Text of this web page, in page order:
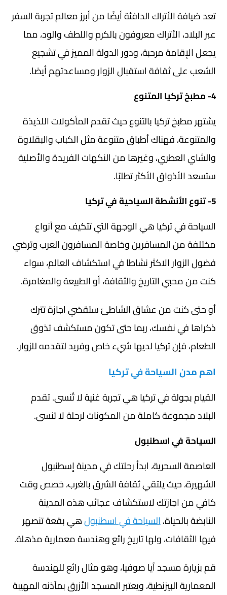
تعد ضيافة الأتراك الدافئة أيضًا من أبرز معالم تجربة السفر
عبر البلاد، الأتراك معروفون بالكرم واللطف والود، مما
يجعل الإقامة مرحبة، ودور الدولة المميز في تشجيع
الشعب على ثقافة استقبال الزوار ومساعدتهم أيضا.
4- مطبخ تركيا المتنوع
يشتهر مطبخ تركيا بالتنوع حيث تقدم المأكولات اللذيذة
والمتنوعة، فهناك أطباق متنوعة مثل الكباب والبقلاوة
والشاي العطري، وغيرها من النكهات الفريدة والأصلية
ستسعد الأذواق الأكثر تطلبًا.
5- تنوع الأنشطة السياحية في تركيا
السياحة في تركيا هي الوجهة التي تتكيف مع أنواع
مختلفة من المسافرين وخاصة المسافرون العرب وترضي
فضول الزوار الاكثر نشاطا في استكشاف العالم، سواء
كنت من محبي التاريخ والثقافة، أو الطبيعة والمغامرة.
أو حتى كنت من عشاق الشاطئ ستقضي اجازة تترك
ذكراها في نفسك، ربما حتى تكون مستكشف تذوق
الطعام، فإن تركيا لديها شيء خاص وفريد لتقدمه للزوار.
اهم مدن السياحة في تركيا
القيام بجولة في تركيا هي تجربة غنية لا تُنسى. تقدم
البلاد مجموعة كاملة من المكونات لرحلة لا تنسى.
السياحة في اسطنبول
العاصمة السحرية، ابدأ رحلتك في مدينة إسطنبول
الشهيرة، حيث يلتقي ثقافة الشرق بالغرب، خصص وقت
كافي من اجازتك لاستكشاف عجائب هذه المدينة
النابضة بالحياة،السياحة في اسطنبولهي بقعة تنصهر
فيها الثقافات، ولها تاريخ رائع وهندسة معمارية مذهلة.
قم بزيارة مسجد آيا صوفيا، وهو مثال رائع للهندسة
المعمارية البيزنطية، ويعتبر المسجد الأزرق بمآذنه المهيبة